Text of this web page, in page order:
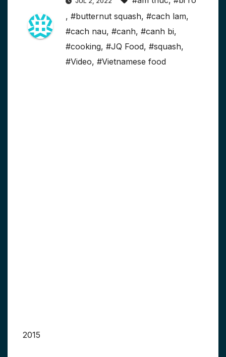
, #butternut squash, #cach lam,
#cach nau, #canh, #canh bi,
#cooking, #JQ Food, #squash,
#Video, #Vietnamese food
2015